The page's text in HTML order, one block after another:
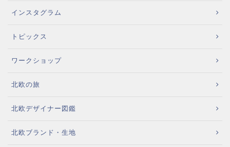
インスタグラム
トピックス
ワークショップ
北欧の旅
北欧デザイナー図鑑
北欧ブランド・生地